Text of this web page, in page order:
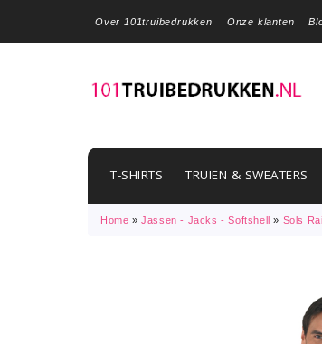
Over 101truibedrukken Onze klanten
T-SHIRTS TRUIEN & SWEATERS
Home »Jassen - Jacks - Softshell » Sols